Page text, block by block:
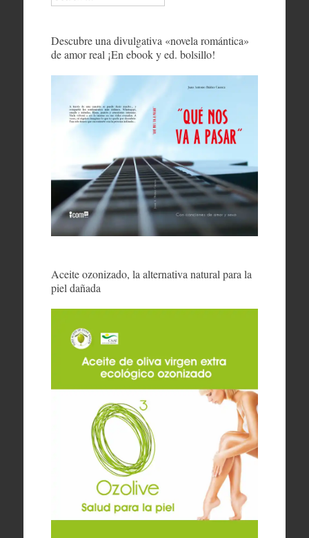
Descubre una divulgativa «novela romántica»
de amor real ¡En ebook y ed. bolsillo!
Aceite ozonizado, la alternativa natural para la
piel dañada